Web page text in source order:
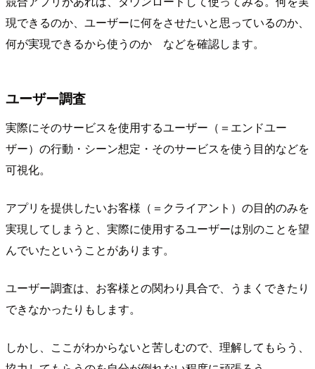
現できるのか、ユーザーに何をさせたいと思っているのか、
何が実現できるから使うのか などを確認します。
ユーザー調査
実際にそのサービスを使用するユーザー（＝エンドユー
ザー）の行動・シーン想定・そのサービスを使う目的などを
可視化。
アプリを提供したいお客様（＝クライアント）の目的のみを
実現してしまうと、実際に使用するユーザーは別のことを望
んでいたということがあります。
ユーザー調査は、お客様との関わり具合で、うまくできたり
できなかったりもします。
しかし、ここがわからないと苦しむので、理解してもらう、